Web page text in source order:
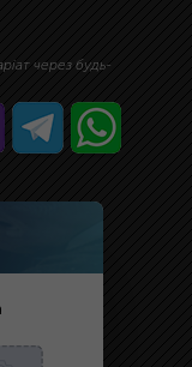
через будь-